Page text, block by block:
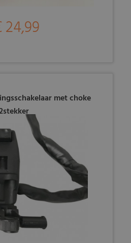
24,99
met choke